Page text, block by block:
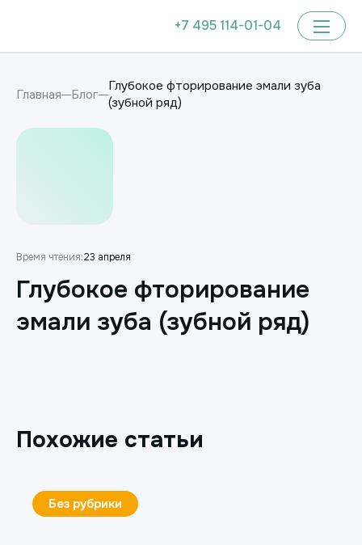
+7 495 114-01-04
Главная Блог
Глубокое фторирование эмали зуба
(зубной ряд)
Время чтения:23 апреля
Глубокое фторирование
эмали зуба (зубной ряд)
Похожие статьи
Без рубрики